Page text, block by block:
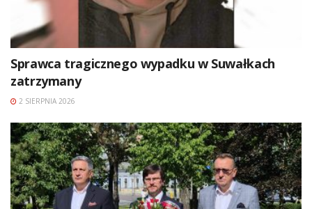
Sprawca tragicznego wypadku w Suwałkach
zatrzymany
2 SIERPNIA 2026